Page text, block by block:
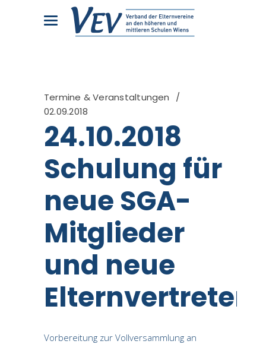
Termine & Veranstaltungen
02.09.2018
24.10.2018
Schulung für
neue SGA-
Mitglieder
und neue
Vorbereitung zur Vollversammlung an